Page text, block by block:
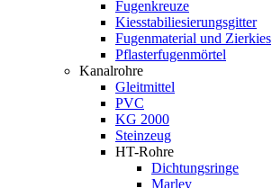
Fugenkreuze
Kiesstabiliesierungsgitter
Fugenmaterial und Zierkies
Pflasterfugenmörtel
Kanalrohre
Gleitmittel
PVC
KG 2000
Steinzeug
HT-Rohre
Dichtungsringe
Marley